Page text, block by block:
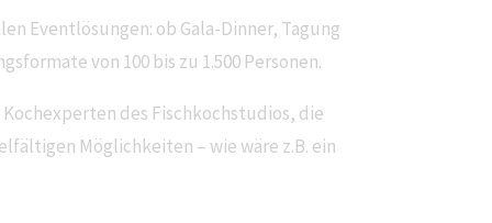
Eventlösungen: ob Gala-Dinner, Tagung
von 100 bis zu 1.500 Personen.
des Fischkochstudios, die
Möglichkeiten – wie wäre z.B. ein